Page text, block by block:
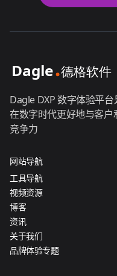
Dagle DXP 数字体验平
在数字时代更好地与客
竞争力
网站导航
工具导航
视频资源
博客
资讯
关于我们
品牌体验专题